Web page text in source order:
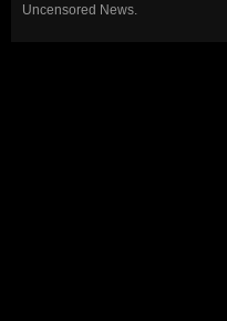
Uncensored News.